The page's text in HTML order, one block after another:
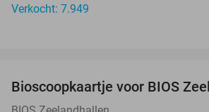
Verkocht: 7.949
Bioscoopkaartje voor BIOS